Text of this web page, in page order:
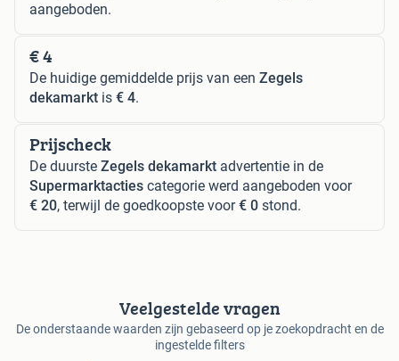
aangeboden.
€ 4
De huidige gemiddelde prijs van een Zegels
dekamarkt is € 4.
Prijscheck
De duurste Zegels dekamarkt advertentie in de
Supermarktacties categorie werd aangeboden voor
€ 20, terwijl de goedkoopste voor€ 0 stond.
Veelgestelde vragen
De onderstaande waarden zijn gebaseerd op je zoekopdracht en de
ingestelde filters